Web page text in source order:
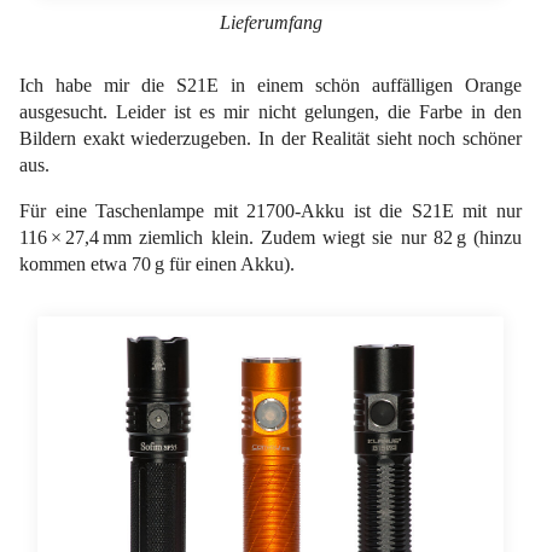
Lieferumfang
Ich habe mir die S21E in einem schön auffälligen Orange
ausgesucht. Leider ist es mir nicht gelungen, die Farbe in den
Bildern exakt wiederzugeben. In der Realität sieht noch schöner
aus.
Für eine Taschenlampe mit 21700-Akku ist die S21E mit nur
116 × 27,4 mm ziemlich klein. Zudem wiegt sie nur 82 g (hinzu
kommen etwa 70 g für einen Akku).